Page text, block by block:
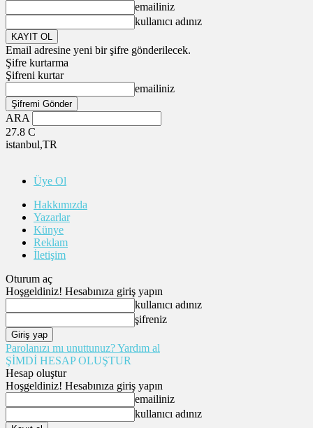
emailiniz
kullanıcı adınız
Email adresine yeni bir şifre gönderilecek.
Şifre kurtarma
Şifreni kurtar
emailiniz
ARA
27.8 C
istanbul,TR
Üye Ol
Hakkımızda
Yazarlar
Künye
Reklam
İletişim
Oturum aç
Hoşgeldiniz! Hesabınıza giriş yapın
kullanıcı adınız
şifreniz
Parolanızı mı unuttunuz? Yardım al
ŞİMDİ HESAP OLUŞTUR
Hesap oluştur
Hoşgeldiniz! Hesabınıza giriş yapın
emailiniz
kullanıcı adınız